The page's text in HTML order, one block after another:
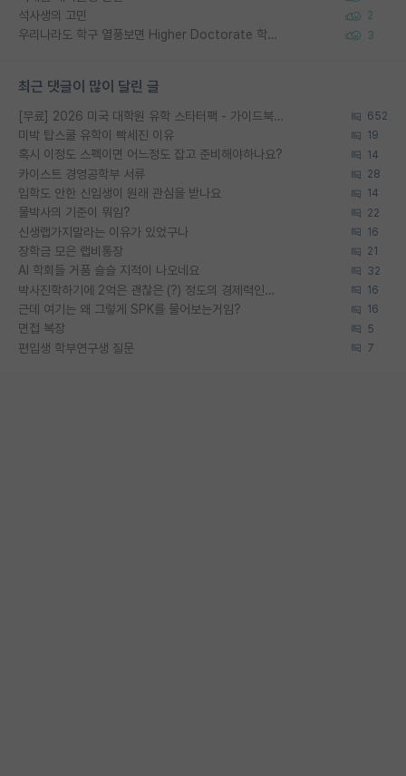
석사생의 고민 2
우리나라도 학구 열풍보면 Higher Doctorate 학위가 필요하다고 봅니다. 3
최근 댓글이 많이 달린 글
[무료] 2026 미국 대학원 유학 스타터팩 - 가이드북 & 합격자 컨택메일 템플릿 652
미박 탑스쿨 유학이 빡세진 이유 19
혹시 이정도 스펙이면 어느정도 잡고 준비해야하나요? 14
카이스트 경영공학부 서류 28
입학도 안한 신입생이 원래 관심을 받나요 14
물박사의 기준이 뭐임? 22
신생랩가지말라는 이유가 있었구나 16
장학금 모은 랩비통장 21
AI 학회들 거품 슬슬 지적이 나오네요 32
박사진학하기에 2억은 괜찮은 (?) 정도의 경제력인가요 16
근데 여기는 왜 그렇게 SPK를 물어보는거임? 16
면접 복장 5
편입생 학부연구생 질문 7